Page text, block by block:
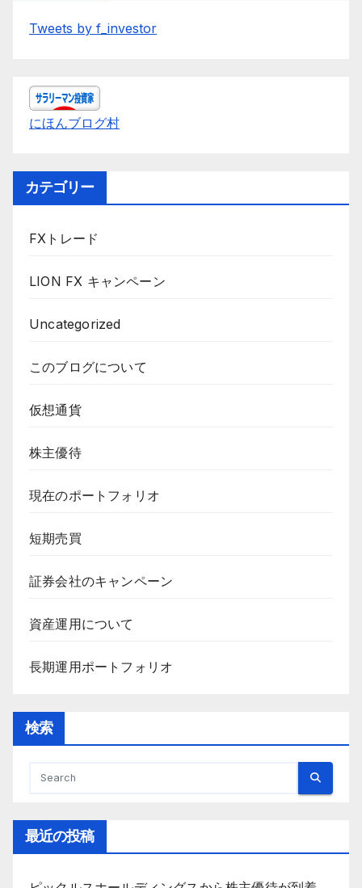
Tweets by f_investor
にほんブログ村
カテゴリー
FXトレード
LION FX キャンペーン
Uncategorized
このブログについて
仮想通貨
株主優待
現在のポートフォリオ
短期売買
証券会社のキャンペーン
資産運用について
長期運用ポートフォリオ
検索
最近の投稿